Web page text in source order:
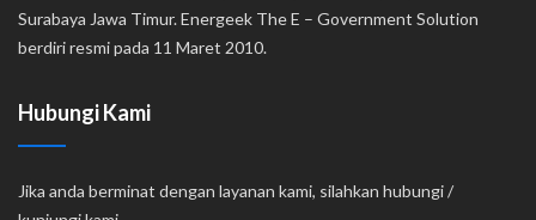
Surabaya Jawa Timur. Energeek The E – Government Solution
berdiri resmi pada 11 Maret 2010.
Hubungi Kami
Jika anda berminat dengan layanan kami, silahkan hubungi /